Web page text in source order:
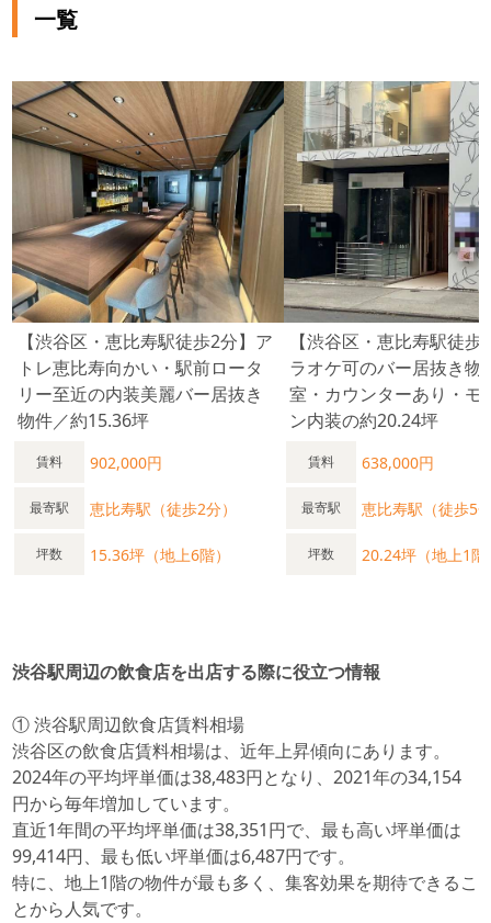
一覧
【渋谷区・恵比寿駅徒歩2分】ア
トレ恵比寿向かい・駅前ロータ
リー至近の内装美麗バー居抜き
物件／約15.36坪
賃料 902,000円
最寄駅 恵比寿駅（徒歩2分）
坪数 15.36坪（地上6階）
【渋谷区・恵比寿駅徒歩
ラオケ可のバー居抜き物
室・カウンターあり・モ
ン内装の約20.24坪
賃料 638,000円
最寄駅 恵比寿駅（徒歩5
坪数 20.24坪（地上1階
渋谷駅周辺の飲食店を出店する際に役立つ情報
① 渋谷駅周辺飲食店賃料相場
渋谷区の飲食店賃料相場は、近年上昇傾向にあります。
2024年の平均坪単価は38,483円となり、2021年の34,154
円から毎年増加しています。
直近1年間の平均坪単価は38,351円で、最も高い坪単価は
99,414円、最も低い坪単価は6,487円です。
特に、地上1階の物件が最も多く、集客効果を期待できるこ
とから人気です。